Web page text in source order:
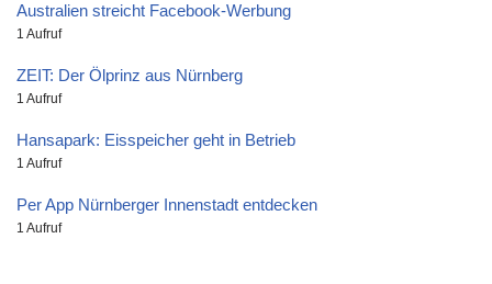
Australien streicht Facebook-Werbung
1 Aufruf
ZEIT: Der Ölprinz aus Nürnberg
1 Aufruf
Hansapark: Eisspeicher geht in Betrieb
1 Aufruf
Per App Nürnberger Innenstadt entdecken
1 Aufruf